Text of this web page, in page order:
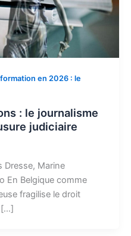
en 2026 : le
: le journalisme
judiciaire
Dresse, Marine
En Belgique comme
fragilise le droit
[…]